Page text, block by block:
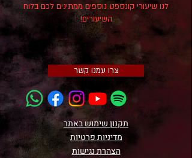
לנו שיעורי קונספט נוספים ממתינים לכם בלוח
השיעורים!
צרו עמנו קשר
תקנון שימוש באתר
מדיניות פרטיות
הצהרתנגישות